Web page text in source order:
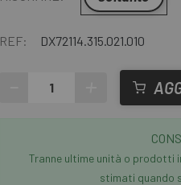
REF: DX72114.315.021.010
Tranne ultime unità o prodotti
stimati quando